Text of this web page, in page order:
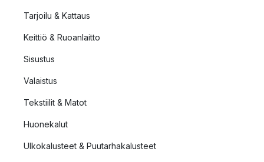
Tarjoilu & Kattaus
Keittiö & Ruoanlaitto
Sisustus
Valaistus
Tekstiilit & Matot
Huonekalut
Ulkokalusteet & Puutarhakalusteet